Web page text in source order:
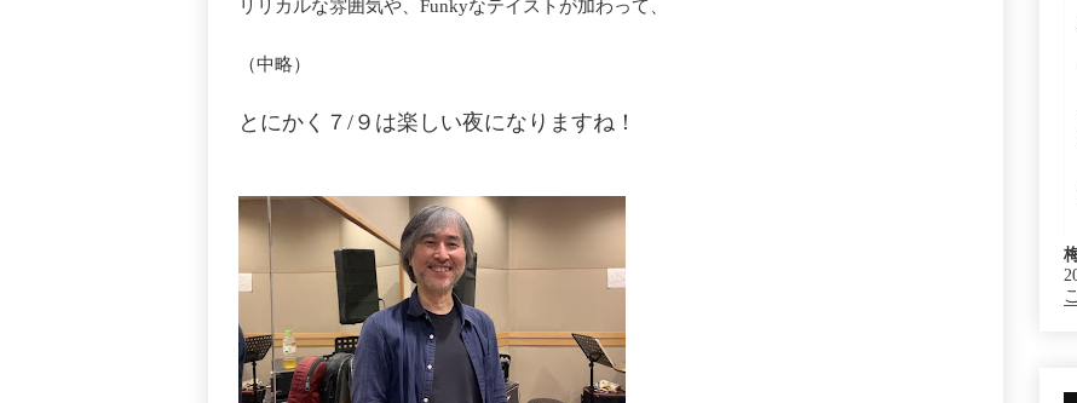
リリカルな雰囲気や、Funkyなテイストが加わって、
（中略）
とにかく７/９は楽しい夜になりますね！